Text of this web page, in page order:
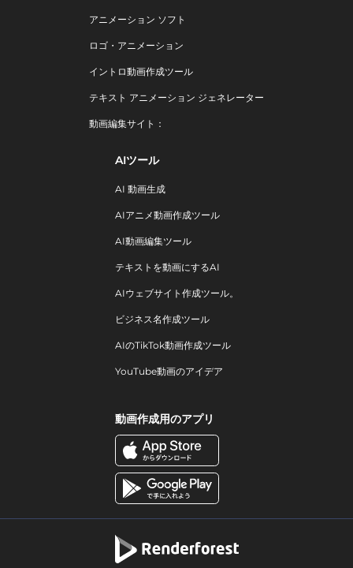
アニメーション ソフト
ロゴ・アニメーション
イントロ動画作成ツール
テキスト アニメーション ジェネレーター
動画編集サイト：
AIツール
AI 動画生成
AIアニメ動画作成ツール
AI動画編集ツール
テキストを動画にするAI
AIウェブサイト作成ツール。
ビジネス名作成ツール
AIのTikTok動画作成ツール
YouTube動画のアイデア
動画作成用のアプリ